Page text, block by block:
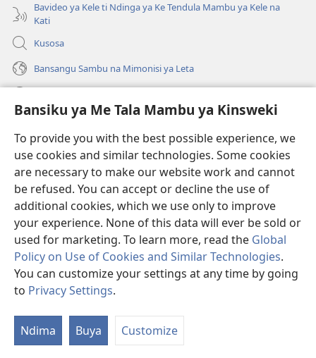
Bansiku ya Me Tala Mambu ya Kinsweki
To provide you with the best possible experience, we
use cookies and similar technologies. Some cookies
are necessary to make our website work and cannot
be refused. You can accept or decline the use of
additional cookies, which we use only to improve
your experience. None of this data will ever be sold or
used for marketing. To learn more, read the Global
Policy on Use of Cookies and Similar Technologies.
You can customize your settings at any time by going
to Privacy Settings.
Ndima Buya Customize
Bavideo ya Kele ti Ndinga ya Ke Tendula Mambu ya Kele na
Kati
Kusosa
Bansangu Sambu na Mimonisi ya Leta
(ke
kangula
lutiti
ya
mpa)
Watchtower BIBLIOTEKE NA INTERNET
(ke
kangula
lutiti
mpa)
JW Hub ®
(ke
kangula
lutiti
ya
mpa)
Copyright© 2026 Watch Tower Bible and Tract Society of Pennsylvania.
BANTUMA YA KULANDA NA NTWALA YA KUSADILA
KETADILA KINSWEKI